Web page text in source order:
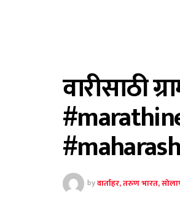
वारीसाठी
byवार्ताहर, तरुण भारत,